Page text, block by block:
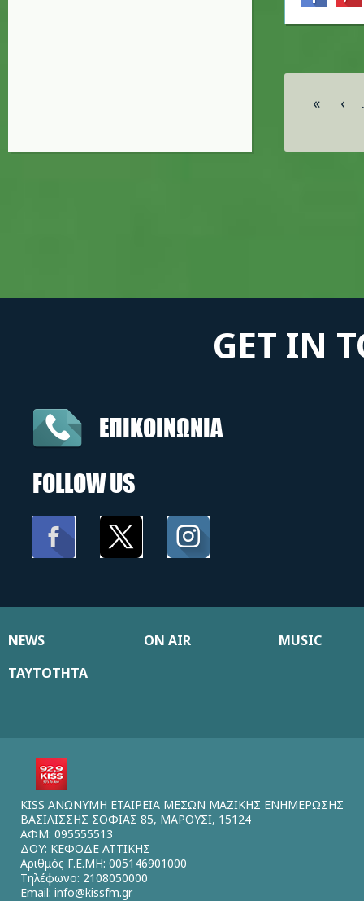
Σελίδες
« ‹
GET IN
ΕΠΙΚΟΙΝΩΝΙΑ
FOLLOW US
NEWS ON AIR
MUSIC
ΤΑΥΤΟΤΗΤΑ
KISS ΑΝΩΝΥΜΗ ΕΤΑΙΡΕΙΑ ΜΕΣΩΝ ΜΑΖΙΚΗΣ ΕΝΗΜΕΡΩΣΗΣ
ΒΑΣΙΛΙΣΣΗΣ ΣΟΦΙΑΣ 85, ΜΑΡΟΥΣΙ, 15124
ΑΦΜ: 095555513
ΔΟΥ: ΚΕΦΟΔΕ ΑΤΤΙΚΗΣ
Αριθμός Γ.Ε.ΜΗ: 005146901000
Τηλέφωνο: 2108050000
Email: info@kissfm.gr